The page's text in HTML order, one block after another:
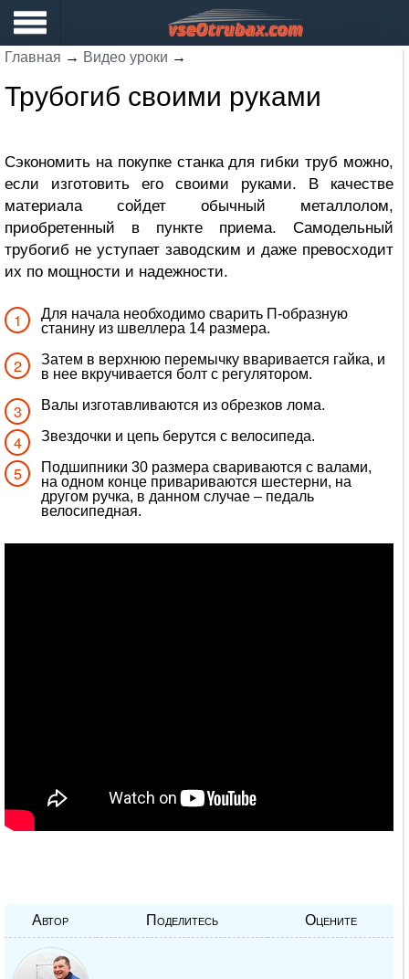
Главная → Видео уроки →
Трубогиб своими руками
Сэкономить на покупке станка для гибки труб можно,
если изготовить его своими руками. В качестве
материала сойдет обычный металлолом,
приобретенный в пункте приема. Самодельный
трубогиб не уступает заводским и даже превосходит
их по мощности и надежности.
Для начала необходимо сварить П-образную
станину из швеллера 14 размера.
Затем в верхнюю перемычку вваривается гайка, и
в нее вкручивается болт с регулятором.
Валы изготавливаются из обрезков лома.
Звездочки и цепь берутся с велосипеда.
Подшипники 30 размера свариваются с валами,
на одном конце привариваются шестерни, на
другом ручка, в данном случае – педаль
велосипедная.
Автор Поделитесь Оцените